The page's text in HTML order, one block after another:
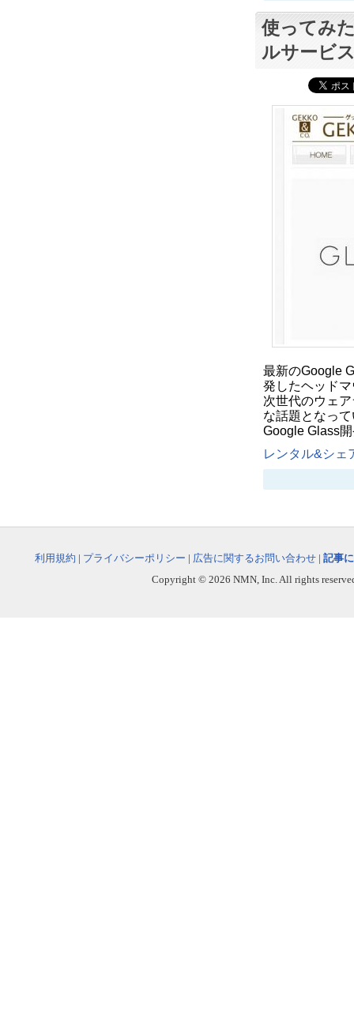
使ってみ
ルサービ
最新のGoogle
発したヘッド
次世代のウェ
な話題となっ
Google Glass
レンタル&シェ
利用規約 | プライバシーポリシー | 広告に関するお問い合わせ | 記事
Copyright © 2026 NMN, Inc. All rights